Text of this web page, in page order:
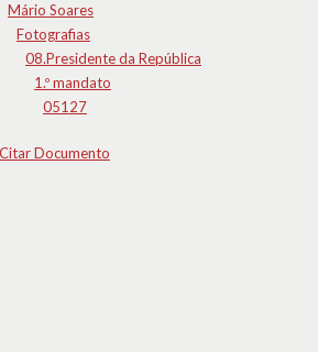
Mário Soares
Fotografias
08.Presidente da República
1.º mandato
05127
Citar Documento